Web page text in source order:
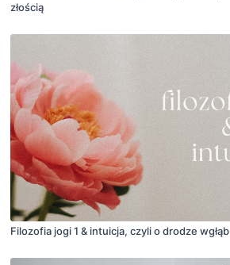
złością
Filozofia jogi 1 & intuicja, czyli o drodze wgłąb